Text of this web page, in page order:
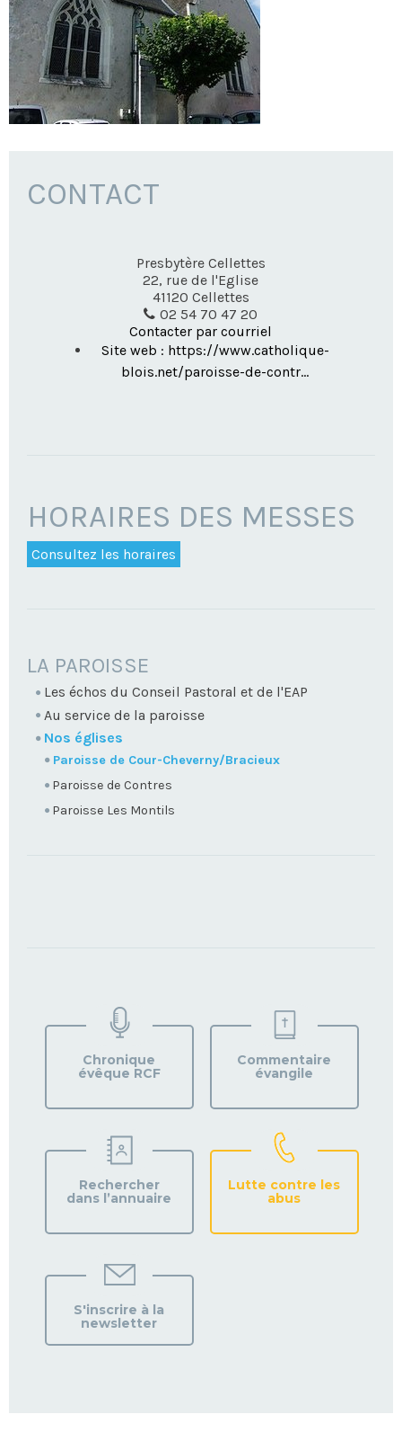
CONTACT
Presbytère Cellettes
22, rue de l'Eglise
41120 Cellettes
02 54 70 47 20
Contacter par courriel
Site web : https://www.catholique-
blois.net/paroisse-de-contr...
HORAIRES DES MESSES
Consultez les horaires
NAVIGATION
LA PAROISSE
Les échos du Conseil Pastoral et de l'EAP
Au service de la paroisse
Nos églises
Paroisse de Cour-Cheverny/Bracieux
Paroisse de Contres
Paroisse Les Montils
PAROISSE
Chronique
évêque RCF
Commentaire
évangile
Rechercher
dans l’annuaire
Lutte contre les
abus
S'inscrire à la
newsletter